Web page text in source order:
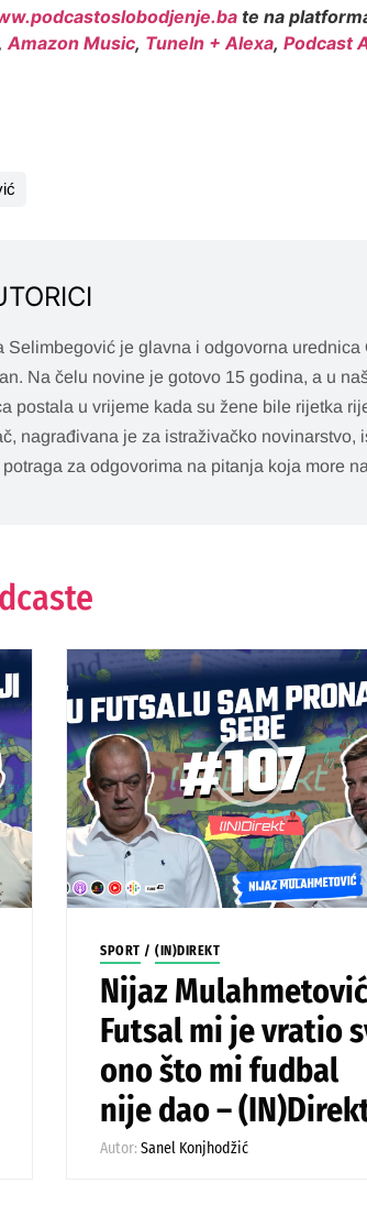
te na
Amazon Music, TuneIn + Alexa,Podcast
Selimbegović je glavna i odgovorna
Na čelu novine je gotovo 15 godina, a u
postala u vrijeme kada su žene bile rijetka
nagrađivana je za istraživačko
za odgovorima na pitanja koja more
SPORT /(IN)DIREKT
Nijaz
Futsal mi je vratio
ono što mi fudbal
nije dao –
Autor:Sanel Konjhodžić